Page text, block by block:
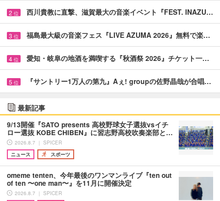
2 位 西川貴教に直撃、滋賀最大の音楽イベント『FEST. INAZU…
3 位 福島最大級の音楽フェス『LIVE AZUMA 2026』無料で楽…
4 位 愛知・岐阜の地酒を満喫する『秋酒祭 2026』チケット一…
5 位 『サントリー1万人の第九』Aぇ! groupの佐野晶哉が合唱…
最新記事
9/13開催『SATO presents 高校野球女子選抜vsイチ
ロー選抜 KOBE CHIBEN』に習志野高校吹奏楽部と…
2026.8.7 ｜ SPICER
ニュース
スポーツ
omeme tenten、今年最後のワンマンライブ『ten out
of ten 〜one man〜』を11月に開催決定
2026.8.7 ｜ SPICER